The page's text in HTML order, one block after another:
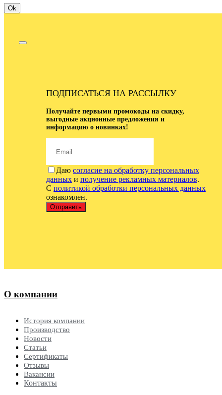
Ok
ПОДПИСАТЬСЯ НА РАССЫЛКУ
Получайте первыми промокоды на скидку,
выгодные акционные предложения и
информацию о новинках!
Даю согласие на обработку персональных
данных и получение рекламных материалов.
С политикой обработки персональных данных
ознакомлен.
Отправить
О компании
История компании
Производство
Новости
Статьи
Сертификаты
Отзывы
Вакансии
Контакты